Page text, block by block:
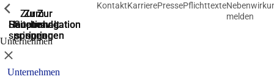
Zur
Suche
springen
Zur
Hauptnavigation
springen
Zur
Hauptnavigation
springen
Zum
Hauptinhalt
springen
Zum
Seitenende
springen
KontaktKarrierePressePflichttexte
melden
Unternehmen
Zeige vorherige
Schließen
Unternehmen
Zeige vorherige
Zeige vorherige